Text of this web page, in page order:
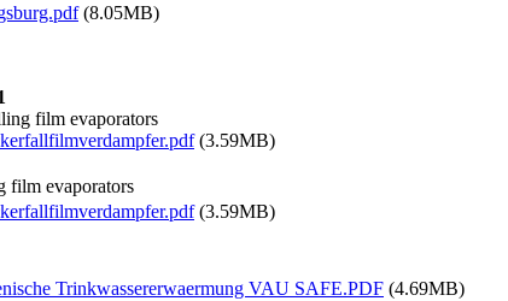
(8.05MB)
film evaporators
(3.59MB)
film evaporators
(3.59MB)
Trinkwassererwaermung VAU SAFE.PDF (4.69MB)